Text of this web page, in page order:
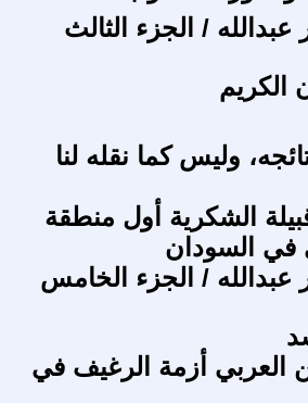
/ الجزء الثالث
الكريم
وليس كما نقله لنا
الشكرية أول منطقة
في السودان
عبدالله / الجزء الخامس
العربي أزمة الرغيف في